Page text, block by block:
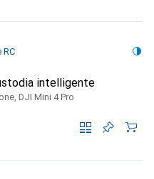
RC
intelligente
DJI Mini 4 Pro